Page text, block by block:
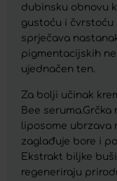
dubinsku obnovu
gustoću i čvrstoću
sprječava
pigmentacijskih
ujednačen ten.
Za bolji učinak
Bee
liposome ubrzava
zaglađuje bore i
Ekstrakt biljke
regeneriraju